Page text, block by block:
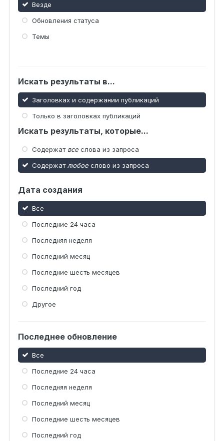
Везде
Обновления статуса
Темы
Искать результаты в...
Заголовках и содержании публикаций
Только в заголовках публикаций
Искать результаты, которые...
Содержат все слова из запроса
Содержат любое слово из запроса
Дата создания
Все
Последние 24 часа
Последняя неделя
Последний месяц
Последние шесть месяцев
Последний год
Другое
Последнее обновление
Все
Последние 24 часа
Последняя неделя
Последний месяц
Последние шесть месяцев
Последний год